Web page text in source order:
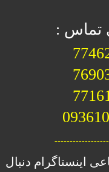
تماس :
اینستاگرام دنبال